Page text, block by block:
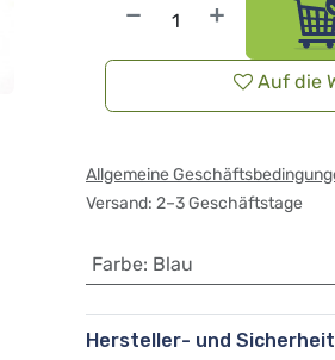
Auf die
Allgemeine
Versand: 2–3 Geschäftstage
Farbe: Blau
Hersteller- und